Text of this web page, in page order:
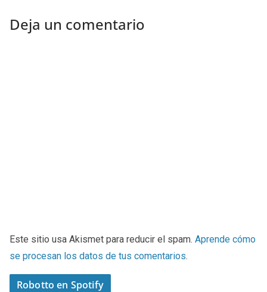
Deja un comentario
Este sitio usa Akismet para reducir el spam. Aprende cómo
se procesan los datos de tus comentarios.
Robotto en Spotify